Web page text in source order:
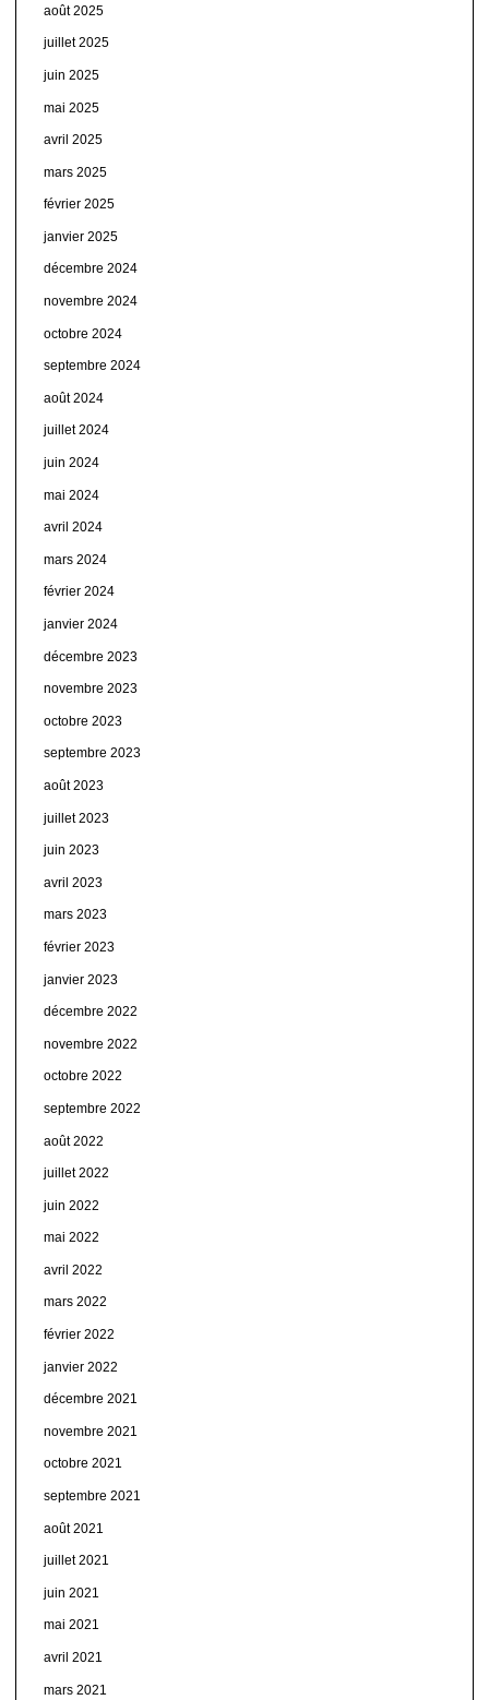
août 2025
juillet 2025
juin 2025
mai 2025
avril 2025
mars 2025
février 2025
janvier 2025
décembre 2024
novembre 2024
octobre 2024
septembre 2024
août 2024
juillet 2024
juin 2024
mai 2024
avril 2024
mars 2024
février 2024
janvier 2024
décembre 2023
novembre 2023
octobre 2023
septembre 2023
août 2023
juillet 2023
juin 2023
avril 2023
mars 2023
février 2023
janvier 2023
décembre 2022
novembre 2022
octobre 2022
septembre 2022
août 2022
juillet 2022
juin 2022
mai 2022
avril 2022
mars 2022
février 2022
janvier 2022
décembre 2021
novembre 2021
octobre 2021
septembre 2021
août 2021
juillet 2021
juin 2021
mai 2021
avril 2021
mars 2021